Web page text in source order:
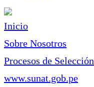
Inicio
Sobre Nosotros
Procesos de Selección
www.sunat.gob.pe